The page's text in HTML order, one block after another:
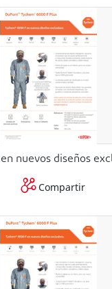
nuevos diseños
Compartir